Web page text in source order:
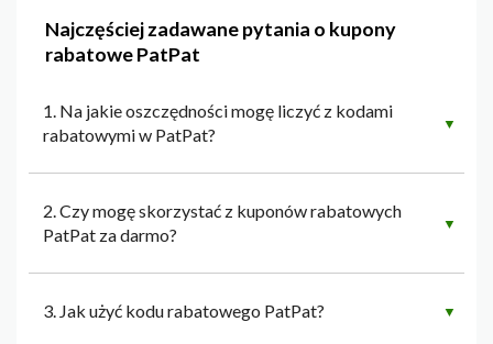
Najczęściej zadawane pytania o kupony
rabatowe PatPat
1. Na jakie oszczędności mogę liczyć z kodami
rabatowymi w PatPat?
▼
2. Czy mogę skorzystać z kuponów rabatowych
PatPat za darmo?
▼
3. Jak użyć kodu rabatowego PatPat? ▼